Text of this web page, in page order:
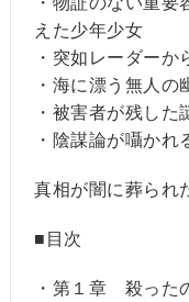
えた少年少女
・突如レーダーか
・海に漂う無人の
・被害者が残した
・陰謀論が囁かれ
真相が闇に葬られ
■目次
・第１章 殺った